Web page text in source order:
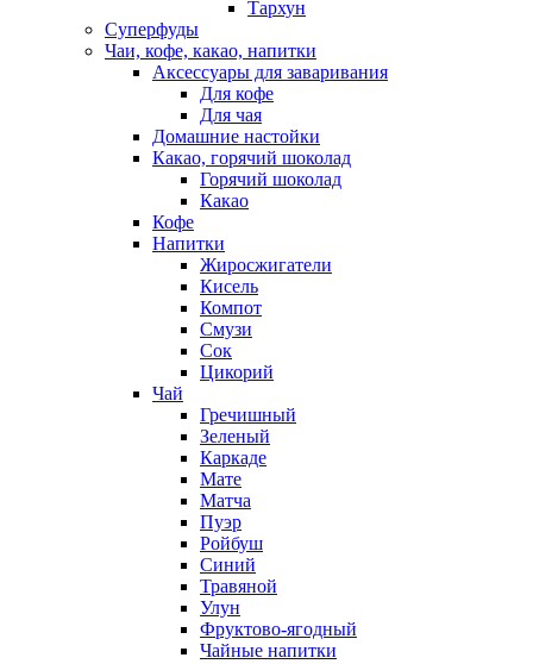
Тархун
Суперфуды
Чаи, кофе, какао, напитки
Аксессуары для заваривания
Для кофе
Для чая
Домашние настойки
Какао, горячий шоколад
Горячий шоколад
Какао
Кофе
Напитки
Жиросжигатели
Кисель
Компот
Смузи
Сок
Цикорий
Чай
Гречишный
Зеленый
Каркаде
Мате
Матча
Пуэр
Ройбуш
Синий
Травяной
Улун
Фруктово-ягодный
Чайные напитки